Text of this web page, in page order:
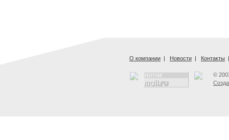
О компании | Новости | Контакты |
©